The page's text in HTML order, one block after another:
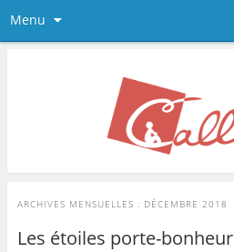
Menu
ARCHIVES MENSUELLES : DÉCEMBRE 2018
Les étoiles porte-bonheur